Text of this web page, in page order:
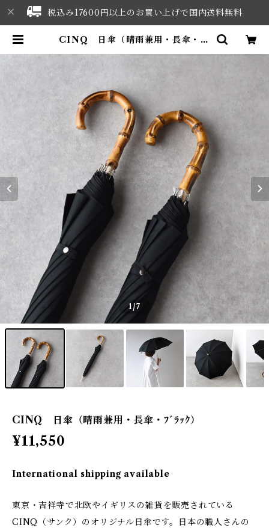
税込み17600円以上のお買い上げで国内送料無料
CINQ 日傘（晴雨兼用・長傘・ﾌﾞ
1/7
CINQ 日傘（晴雨兼用・長傘・ﾌﾞﾗｯｸ）
¥11,550
International shipping available
東京・吉祥寺で北欧やイギリスの雑貨を販売されている
CINQ（サンク）のオリジナル日傘です。日本の職人さんの